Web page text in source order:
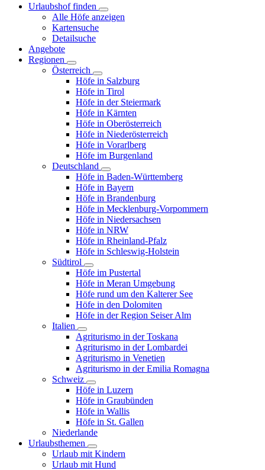
Urlaubshof finden
Alle Höfe anzeigen
Kartensuche
Detailsuche
Angebote
Regionen
Österreich
Höfe in Salzburg
Höfe in Tirol
Höfe in der Steiermark
Höfe in Kärnten
Höfe in Oberösterreich
Höfe in Niederösterreich
Höfe in Vorarlberg
Höfe im Burgenland
Deutschland
Höfe in Baden-Württemberg
Höfe in Bayern
Höfe in Brandenburg
Höfe in Mecklenburg-Vorpommern
Höfe in Niedersachsen
Höfe in NRW
Höfe in Rheinland-Pfalz
Höfe in Schleswig-Holstein
Südtirol
Höfe im Pustertal
Höfe in Meran Umgebung
Höfe rund um den Kalterer See
Höfe in den Dolomiten
Höfe in der Region Seiser Alm
Italien
Agriturismo in der Toskana
Agriturismo in der Lombardei
Agriturismo in Venetien
Agriturismo in der Emilia Romagna
Schweiz
Höfe in Luzern
Höfe in Graubünden
Höfe in Wallis
Höfe in St. Gallen
Niederlande
Urlaubsthemen
Urlaub mit Kindern
Urlaub mit Hund